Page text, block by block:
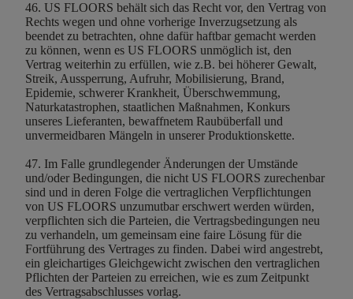
46. US FLOORS behält sich das Recht vor, den Vertrag von
Rechts wegen und ohne vorherige Inverzugsetzung als
beendet zu betrachten, ohne dafür haftbar gemacht werden
zu können, wenn es US FLOORS unmöglich ist, den
Vertrag weiterhin zu erfüllen, wie z.B. bei höherer Gewalt,
Streik, Aussperrung, Aufruhr, Mobilisierung, Brand,
Epidemie, schwerer Krankheit, Überschwemmung,
Naturkatastrophen, staatlichen Maßnahmen, Konkurs
unseres Lieferanten, bewaffnetem Raubüberfall und
unvermeidbaren Mängeln in unserer Produktionskette.
47. Im Falle grundlegender Änderungen der Umstände
und/oder Bedingungen, die nicht US FLOORS zurechenbar
sind und in deren Folge die vertraglichen Verpflichtungen
von US FLOORS unzumutbar erschwert werden würden,
verpflichten sich die Parteien, die Vertragsbedingungen neu
zu verhandeln, um gemeinsam eine faire Lösung für die
Fortführung des Vertrages zu finden. Dabei wird angestrebt,
ein gleichartiges Gleichgewicht zwischen den vertraglichen
Pflichten der Parteien zu erreichen, wie es zum Zeitpunkt
des Vertragsabschlusses vorlag.